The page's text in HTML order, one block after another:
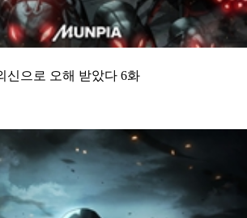
신으로 오해 받았다 6화